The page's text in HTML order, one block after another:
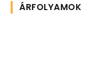
ÁRFOLYAMOK